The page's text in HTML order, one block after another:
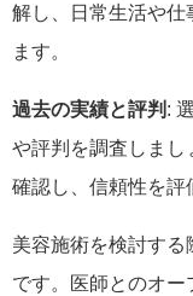
解し、日常生活や仕
ます。
過去の実績と評判 :
や評判を調査しまし
確認し、信頼性を評
美容施術を検討す
です。医師とのオ